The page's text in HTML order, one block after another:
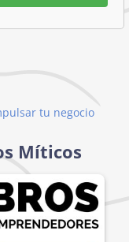
tu negocio
Míticos